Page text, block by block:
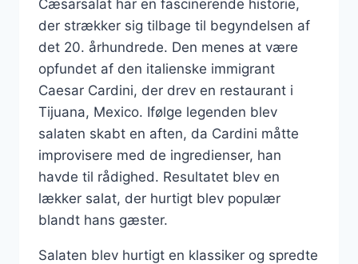
Cæsarsalat har en fascinerende historie,
der strækker sig tilbage til begyndelsen af
det 20. århundrede. Den menes at være
opfundet af den italienske immigrant
Caesar Cardini, der drev en restaurant i
Tijuana, Mexico. Ifølge legenden blev
salaten skabt en aften, da Cardini måtte
improvisere med de ingredienser, han
havde til rådighed. Resultatet blev en
lækker salat, der hurtigt blev populær
blandt hans gæster.
Salaten blev hurtigt en klassiker og spredte